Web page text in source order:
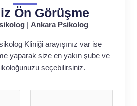
Ön Görüşme
Ankara Psikolog
Kliniği arayışınız var ise
yaparak size en yakın şube ve
seçebilirsiniz.